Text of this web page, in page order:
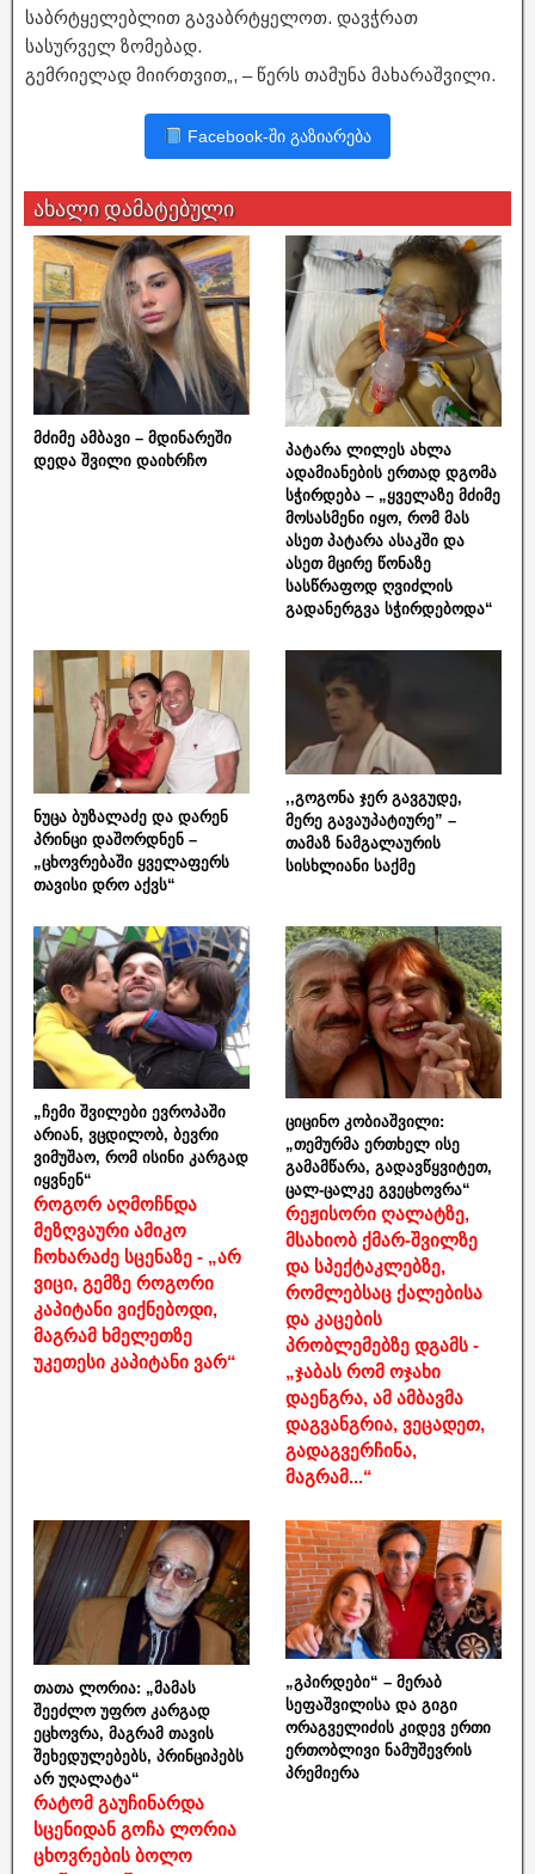
საბრტყელებლით გავაბრტყელოთ. დავჭრათ
სასურველ ზომებად.
გემრიელად მიირთვით„, – წერს თამუნა მახარაშვილი.
Facebook-ში გაზიარება
ახალი დამატებული
მძიმე ამბავი – მდინარეში
დედა შვილი დაიხრჩო
პატარა ლილეს ახლა
ადამიანების ერთად დგომა
სჭირდება – „ყველაზე მძიმე
მოსასმენი იყო, რომ მას
ასეთ პატარა ასაკში და
ასეთ მცირე წონაზე
სასწრაფოდ ღვიძლის
გადანერგვა სჭირდებოდა“
ნუცა ბუზალაძე და დარენ
პრინცი დაშორდნენ –
„ცხოვრებაში ყველაფერს
თავისი დრო აქვს“
,,გოგონა ჯერ გავგუდე,
მერე გავაუპატიურე” –
თამაზ ნამგალაურის
სისხლიანი საქმე
„ჩემი შვილები ევროპაში
არიან, ვცდილობ, ბევრი
ვიმუშაო, რომ ისინი კარგად
იყვნენ“
როგორ აღმოჩნდა
მეზღვაური ამიკო
ჩოხარაძე სცენაზე - „არ
ვიცი, გემზე როგორი
კაპიტანი ვიქნებოდი,
მაგრამ ხმელეთზე
უკეთესი კაპიტანი ვარ“
ციცინო კობიაშვილი:
„თემურმა ერთხელ ისე
გამამწარა, გადავწყვიტეთ,
ცალ-ცალკე გვეცხოვრა“
რეჟისორი ღალატზე,
მსახიობ ქმარ-შვილზე
და სპექტაკლებზე,
რომლებსაც ქალებისა
და კაცების
პრობლემებზე დგამს -
„ჯაბას რომ ოჯახი
დაენგრა, ამ ამბავმა
დაგვანგრია, ვეცადეთ,
გადაგვერჩინა,
მაგრამ...“
თათა ლორია: „მამას
შეეძლო უფრო კარგად
ეცხოვრა, მაგრამ თავის
შეხედულებებს, პრინციპებს
არ უღალატა“
რატომ გაუჩინარდა
სცენიდან გოჩა ლორია
ცხოვრების ბოლო
„გპირდები“ – მერაბ
სეფაშვილისა და გიგი
ორაგველიძის კიდევ ერთი
ერთობლივი ნამუშევრის
პრემიერა